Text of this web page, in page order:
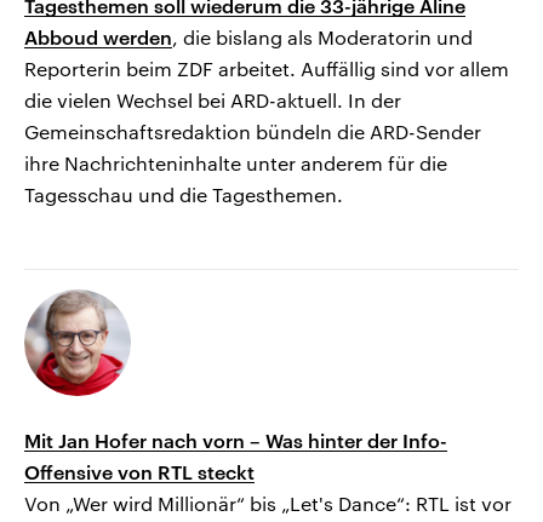
Tagesthemen soll wiederum die 33-jährige Aline
Abboud werden, die bislang als Moderatorin und
Reporterin beim ZDF arbeitet. Auffällig sind vor allem
die vielen Wechsel bei ARD-aktuell. In der
Gemeinschaftsredaktion bündeln die ARD-Sender
ihre Nachrichteninhalte unter anderem für die
Tagesschau und die Tagesthemen.
Mit Jan Hofer nach vorn – Was hinter der Info-
Offensive von RTL steckt
Von „Wer wird Millionär“ bis „Let's Dance“: RTL ist vor